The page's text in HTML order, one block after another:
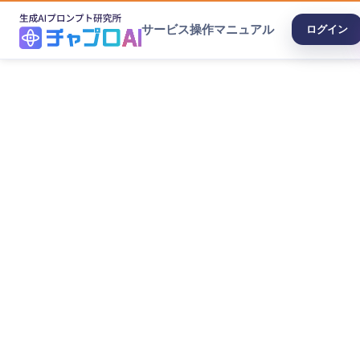
サービス操作マニュアル ログイン